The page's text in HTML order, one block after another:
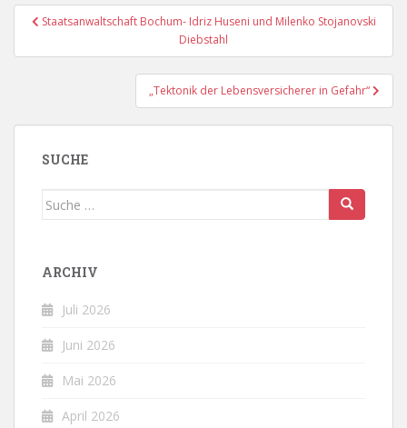
Beitragsnavigation
Staatsanwaltschaft Bochum- Idriz Huseni und Milenko Stojanovski
Diebstahl
„Tektonik der Lebensversicherer in Gefahr“
SUCHE
Suche
ARCHIV
Juli 2026
Juni 2026
Mai 2026
April 2026